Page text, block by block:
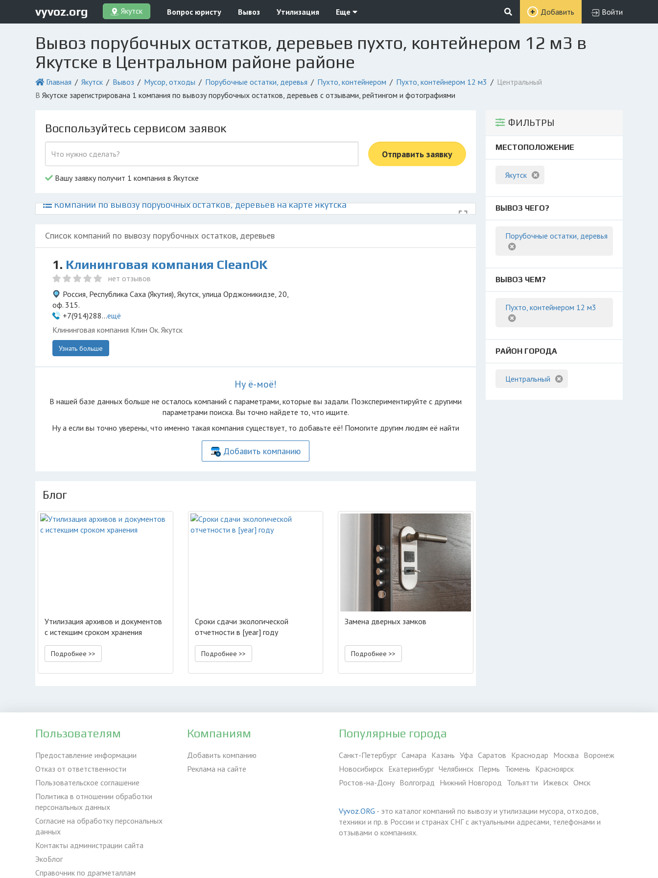
vyvoz.org Якутск Вопрос юристу Вывоз Утилизация Еще Добавить Войти
Вывоз порубочных остатков, деревьев пухто, контейнером 12 м3 в
Якутске в Центральном районе районе
Главная Якутск Вывоз Мусор, отходы Порубочные остатки, деревья Пухто, контейнером Пухто, контейнером 12 м3
Центральный
в Якутске зарегистрирована 1 компания по вывозу порубочных остатков, деревьев с отзывами, рейтингом и фотографиями
ФИЛЬТРЫ
МЕСТОПОЛОЖЕНИЕ
Якутск
ВЫВОЗ ЧЕГО?
Порубочные остатки, деревья
ВЫВОЗ ЧЕМ?
Пухто, контейнером 12 м3
РАЙОН ГОРОДА
Центральный
Воспользуйтесь сервисом заявок
Отправить заявку
Вашу заявку получит 1 компания в Якутске
Компании по вывозу порубочных остатков, деревьев на карте Якутска
Список компаний по вывозу порубочных остатков, деревьев
1. Клининговая компания СleanOK
нет отзывов
Россия, Республика Саха (Якутия), Якутск, улица Орджоникидзе, 20,
оф. 315.
+7(914)288...ещё
Клининговая компания Клин Ок. Якутск
Узнать больше
Ну ё-моё!
В нашей базе данных больше не осталоcь компаний с параметрами, которые вы задали. Поэкспериментируйте с другими
параметрами поиска. Вы точно найдете то, что ищите.
Ну а если вы точно уверены, что именно такая компания существует, то добавьте её! Помогите другим людям её найти
Добавить компанию
Блог
Утилизация архивов и документов
с истекшим сроком хранения
Подробнее >>
Сроки сдачи экологической
отчетности в [year] году
Подробнее >>
Замена дверных замков
Подробнее >>
Пользователям
Предоставление информации
Отказ от ответственности
Пользовательское соглашение
Политика в отношении обработки
персональных данных
Согласие на обработку персональных
данных
Контакты администрации сайта
ЭкоБлог
Справочник по драгметаллам
Компаниям
Добавить компанию
Реклама на сайте
Популярные города
Санкт-Петербург Самара Казань Уфа Саратов Краснодар Москва Воронеж
Новосибирск Екатеринбург Челябинск Пермь Тюмень Красноярск
Ростов-на-Дону Волгоград Нижний Новгород Тольятти Ижевск Омск
Vyvoz.ORG - это каталог компаний по вывозу и утилизации мусора, отходов,
техники и пр. в России и странах СНГ с актуальными адресами, телефонами и
отзывами о компаниях.